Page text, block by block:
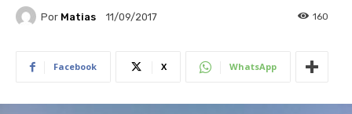
Por Matias 11/09/2017 160
Facebook X WhatsApp